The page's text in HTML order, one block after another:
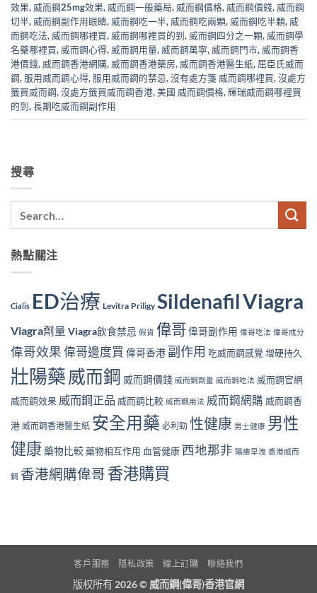
效果, 威而鋼25mg效果, 威而鋼一般藥局, 威而鋼價格, 威而鋼價錢, 威而鋼
切半, 威而鋼副作用眼睛, 威而鋼吃一半, 威而鋼吃兩顆, 威而鋼吃半顆, 威
而鋼吃法, 威而鋼哪裡買, 威而鋼哪裡買的到, 威而鋼四分之一顆, 威而鋼學
名藥哪裡買, 威而鋼心得, 威而鋼用量, 威而鋼萬寧, 威而鋼門市, 威而鋼香
港價錢, 威而鋼香港網購, 威而鋼香港藥房, 威而鋼香港醫生紙, 屈臣氏威而
鋼, 服用威而鋼心得, 服用威而鋼的禁忌,沒有處方箋 威而鋼哪裡買,沒處方
籤買威而鋼,沒處方籤買威而鋼香港,美國 威而鋼價格,輝瑞威而鋼哪裡買
的到,長期吃威而鋼副作用
搜尋
熱點關注
Cialis ED治療 Levitra Priligy SildenafilViagra
Viagra劑量 Viagra飲食禁忌 假貨 偉哥偉哥副作用 偉哥吃法 偉哥成分
偉哥效果偉哥邊度買 偉哥香港 副作用 吃威而鋼感覺 增硬持久
壯陽藥 威而鋼 威而鋼價錢 威而鋼劑量 威而鋼吃法 威而鋼官網
威而鋼效果 威而鋼正品 威而鋼比較 威而鋼用法 威而鋼網購 威而鋼香
港 威而鋼香港醫生紙 安全用藥 必利勁 性健康 男士健康 男性
健康藥物比較藥物相互作用 血管健康 西地那非 陽痿早洩 香港威而
鋼 香港網購偉哥 香港購買
客戶服務 隱私政策 線上訂購 聯絡我們
版权所有 2026 © 威而鋼(偉哥)香港官網